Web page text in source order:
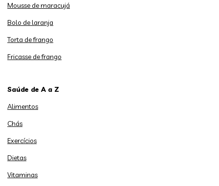
Mousse de maracujá
Bolo de laranja
Torta de frango
Fricasse de frango
Saúde de A a Z
Alimentos
Chás
Exercícios
Dietas
Vitaminas